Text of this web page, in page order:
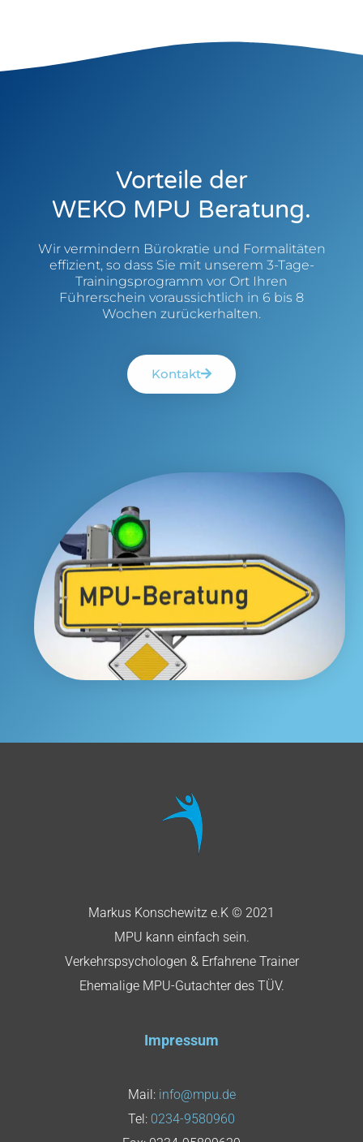
Vorteile der
WEKO MPU Beratung.
Wir vermindern Bürokratie und Formalitäten
effizient, so dass Sie mit unserem 3-Tage-
Trainingsprogramm vor Ort Ihren
Führerschein voraussichtlich in 6 bis 8
Wochen zurückerhalten.
Kontakt
Markus Konschewitz e.K © 2021
MPU kann einfach sein.
Verkehrspsychologen & Erfahrene Trainer
Ehemalige MPU-Gutachter des TÜV.
Impressum
Mail: info@mpu.de
Tel: 0234-9580960